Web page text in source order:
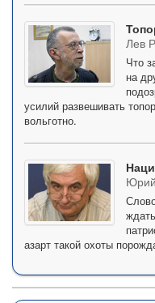
Лев
Что
на
усилий развешивать
вольготно.
азарт такой охоты